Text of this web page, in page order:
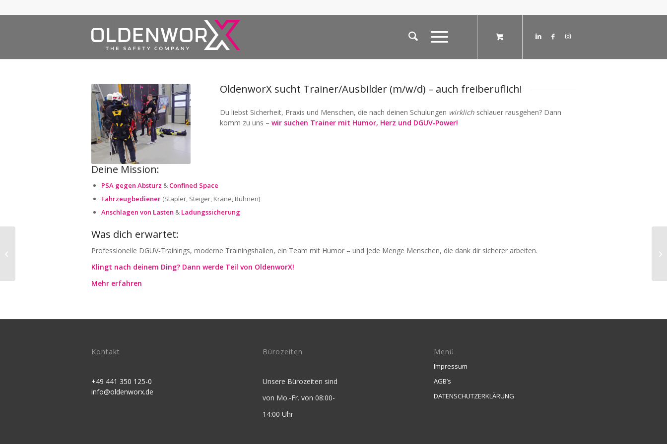
OldenworX sucht Trainer/Ausbilder (m/w/d) – auch freiberuflich!
Du liebst Sicherheit, Praxis und Menschen, die nach deinen Schulungen wirklichschlauer rausgehen? Dann
komm zu uns – wir suchen Trainer mit Humor, Herz und DGUV‑Power!
Deine Mission:
PSA gegen Absturz & Confined Space
Fahrzeugbediener (Stapler, Steiger, Krane, Bühnen)
Anschlagen von Lasten & Ladungssicherung
Was dich erwartet:
Professionelle DGUV‑Trainings, moderne Trainingshallen, ein Team mit Humor – und jede Menge Menschen, die dank dir sicherer arbeiten.
Klingt nach deinem Ding? Dann werde Teil von OldenworX!
Mehr erfahren
Kontakt
+49 441 350 125-0
info@oldenworx.de
Bürozeiten
Unsere Bürozeiten sind
von Mo.-Fr. von 08:00-
14:00 Uhr
Menü
Impressum
AGB’s
DATENSCHUTZERKLÄRUNG